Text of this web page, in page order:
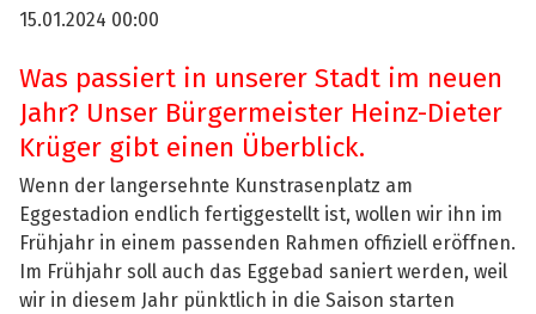
15.01.2024 00:00
Was passiert in unserer Stadt im neuen
Jahr? Unser Bürgermeister Heinz-Dieter
Krüger gibt einen Überblick.
Wenn der langersehnte Kunstrasenplatz am
Eggestadion endlich fertiggestellt ist, wollen wir ihn im
Frühjahr in einem passenden Rahmen offiziell eröffnen.
Im Frühjahr soll auch das Eggebad saniert werden, weil
wir in diesem Jahr pünktlich in die Saison starten